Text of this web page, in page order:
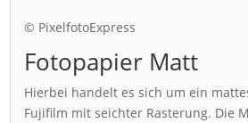
© PixelfotoExpress
Fotopapier Matt
Hierbei handelt es sich um ein
Fujifilm mit seichter Rasterung. Die